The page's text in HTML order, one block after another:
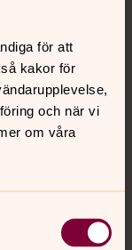
för att
kakor för
och när vi
om våra